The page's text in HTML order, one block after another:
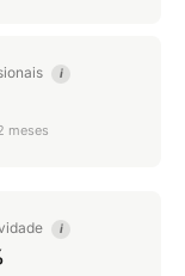
i
meses
i